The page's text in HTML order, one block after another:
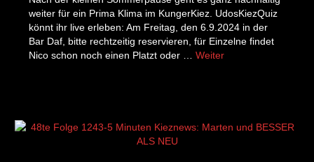
48 Stunden Neukölln: 1000 Bilder geflüchteter
Kinder
Podcasts
UdosKiezQuiz am 15.09.2023
weiter für ein Prima Klima im KungerKiez. UdosKiezQuiz
könnt ihr live erleben: Am Freitag, den 6.9.2024 in der
Bar Daf, bitte rechtzeitig reservieren, für Einzelne findet
Nico schon noch einen Platzt oder … Weiter